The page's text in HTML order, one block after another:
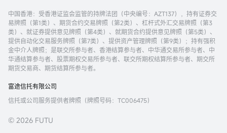
中国香港：受香港证监会监管的持牌法团（中央编号：AZT137），持有证券交
易牌照（第1类）、期货合约交易牌照（第2类）、杠杆式外汇交易牌照（第3
类）、就证券提供意见牌照（第4类）、就期货合约提供意见牌照（第5类）、
提供自动化交易服务牌照（第7类）、提供资产管理牌照（第9类）；持有强积
金中介人牌照；是联交所参与者、香港结算参与者、中华通交易所参与者、中
华通结算参与者、股票期权交易所参与者、联交所期权结算所参与者、期交所
期货交易商、期货结算所参与者。
富途信托有限公司
信托或公司服务提供者牌照（牌照号码：TC006475）
© 2026 FUTU